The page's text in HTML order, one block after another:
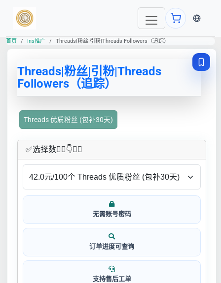
当前语
首页 Ins推广 Threads|粉丝|引粉|Threads Followers（追踪）
Threads|粉丝|引粉|Threads
Followers（追踪）
Threads 优质粉丝 (包补30天)
✅​选择数👇🏻​​👇👇🏻​​
无需账号密码
订单进度可查询
支持售后工单